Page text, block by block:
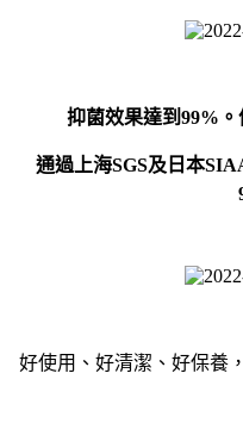
抑菌效果達到 99%
通過上海SGS及日本
好使用、好清潔、好保養